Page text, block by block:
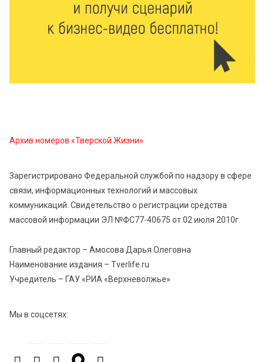
216
Около 2300 учащихся школ и колледжей прошли
5 Авг 2026 14:44 194
5 Авг 2026 14:32 283
Топ-4 направлений: какие специальности стали
самыми популярными у абитуриентов в 2026 году
5 Авг 2026 14:02
В Введенской церкви Торжка завершился важный
этап реставрации
5 Авг 2026 13:32
Архив номеров «Тверской Жизни»
Зарегистрировано Федеральной службой по надзору в сфере
связи, информационных технологий и массовых
коммуникаций. Свидетельство о регистрации средства
массовой информации ЭЛ №ФС77-40675 от 02 июля 2010г.
Главный редактор – Амосова Дарья Олеговна
Наименование издания – Tverlife.ru
Учредитель – ГАУ «РИА «Верхневолжье»
Мы в соцсетях: